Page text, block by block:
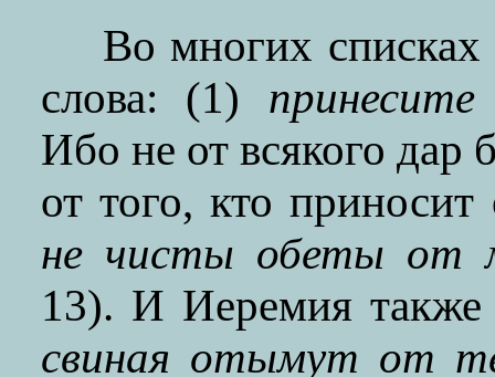
Во многих
слова: (1)
Ибо не от всякого дар
от того, кто приносит
не чисты обеты от
13). И Иеремия
свиная отымут от